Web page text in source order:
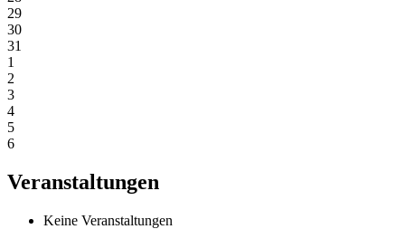
29
30
31
1
2
3
4
5
6
Veranstaltungen
Keine Veranstaltungen